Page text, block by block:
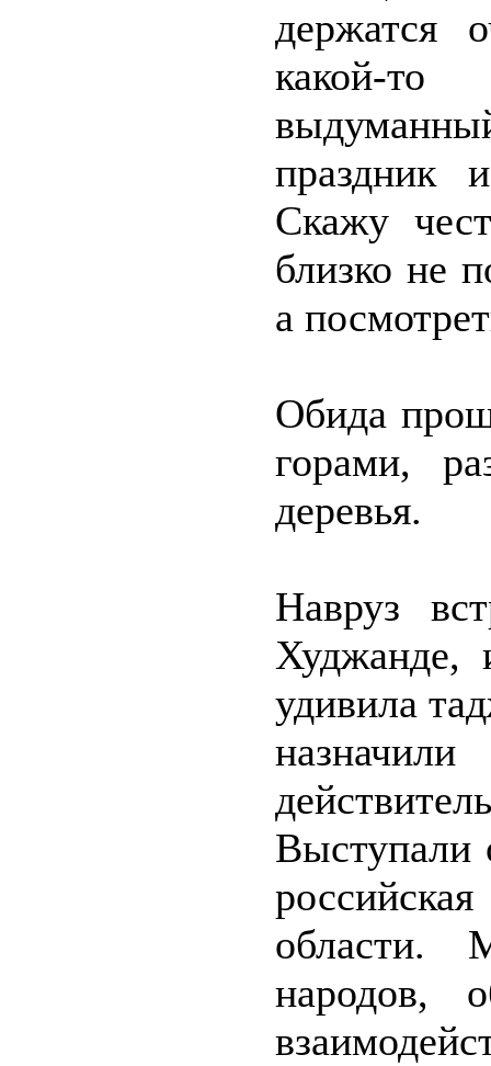
держатся
какой-то
праздник
Скажу
близко не
а
Обида
горами,
деревья.
Навруз
Худжанде,
удивила
Выступали
области.
народов,